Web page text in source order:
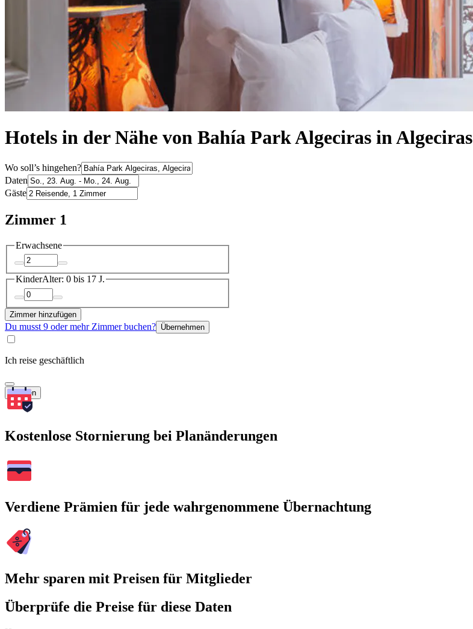
Hotels in der Nähe von Bahía Park Algeciras in Algeciras
Wo soll’s hingehen?
Daten
Gäste
Zimmer 1
Erwachsene
KinderAlter: 0 bis 17 J.
Zimmer hinzufügen
Du musst 9 oder mehr Zimmer buchen? Übernehmen
Ich reise geschäftlich
Suchen
Kostenlose Stornierung bei Planänderungen
Verdiene Prämien für jede wahrgenommene Übernachtung
Mehr sparen mit Preisen für Mitglieder
Überprüfe die Preise für diese Daten